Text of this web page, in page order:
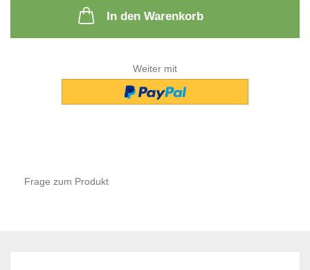
In den Warenkorb
Weiter mit
Frage zum Produkt